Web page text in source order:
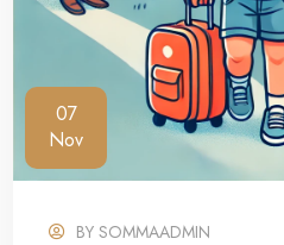
07
Nov
BYSOMMAADMIN